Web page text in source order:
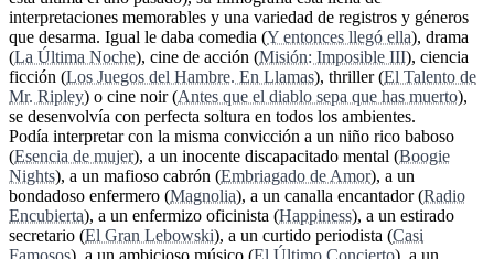
interpretaciones memorables y una variedad de registros y géneros
que desarma. Igual le daba comedia (Y entonces llegó ella), drama
(La Última Noche), cine de acción (Misión: Imposible III), ciencia
ficción (Los Juegos del Hambre. En Llamas), thriller (El Talento de
Mr. Ripley) o cine noir (Antes que el diablo sepa que has muerto),
se desenvolvía con perfecta soltura en todos los ambientes.
Podía interpretar con la misma convicción a un niño rico baboso
(Esencia de mujer), a un inocente discapacitado mental (Boogie
Nights), a un mafioso cabrón (Embriagado de Amor), a un
bondadoso enfermero (Magnolia), a un canalla encantador (Radio
Encubierta), a un enfermizo oficinista (Happiness), a un estirado
secretario (El Gran Lebowski), a un curtido periodista (Casi